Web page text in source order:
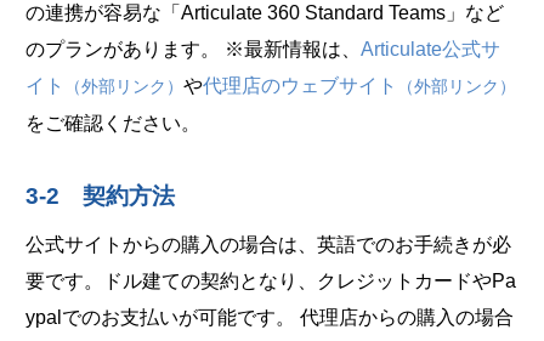
の連携が容易な「Articulate 360 Standard Teams」など
のプランがあります。 ※最新情報は、 Articulate公式サ
イト
（外部リンク） や代理店のウェブサイト （外部リンク）
をご確認ください。
3-2 契約方法
公式サイトからの購入の場合は、英語でのお手続きが必
要です。ドル建ての契約となり、クレジットカードやPa
ypalでのお支払いが可能です。 代理店からの購入の場合